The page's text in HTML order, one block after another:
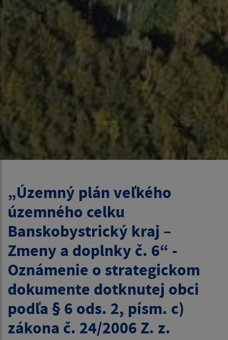
„Územný plán veľkého
územného celku
Banskobystrický kraj –
Zmeny a doplnky č. 6“ -
Oznámenie o strategickom
dokumente dotknutej obci
podľa § 6 ods. 2, písm. c)
zákona č. 24/2006 Z. z.